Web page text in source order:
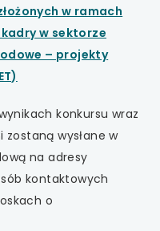
się w nowej karcie
w ramach
w sektorze
– projekty
otwiera
się
w
nowej
karcie
konkursu wraz
wysłane w
na adresy
kontaktowych
o